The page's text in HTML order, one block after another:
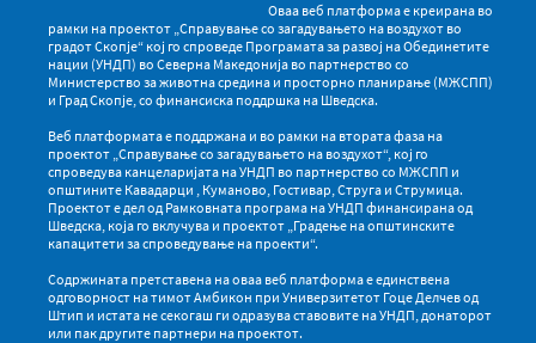
Оваа веб платформа е креирана во
рамки на проектот „Справување со загадувањето на воздухот во
градот Скопје“ кој го спроведе Програмата за развој на Обединетите
нации (УНДП) во Северна Македонија во партнерство со
Министерство за животна средина и просторно планирање (МЖСПП)
и Град Скопје, со финансиска поддршка на Шведска.
Веб платформата е поддржана и во рамки на втората фаза на
проектот „Справување со загадувањето на воздухот“, кој го
спроведува канцеларијата на УНДП во партнерство со МЖСПП и
општините Кавадарци , Куманово, Гостивар, Струга и Струмица.
Проектот е дел од Рамковната програма на УНДП финансирана од
Шведска, која го вклучува и проектот „Градење на општинските
капацитети за спроведување на проекти“.
Содржината претставена на оваа веб платформа е единствена
одговорност на тимот Амбикон при Универзитетот Гоце Делчев од
Штип и истата не секогаш ги одразува ставовите на УНДП, донаторот
или пак другите партнери на проектот.